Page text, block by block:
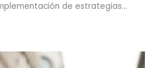
de estrategias…